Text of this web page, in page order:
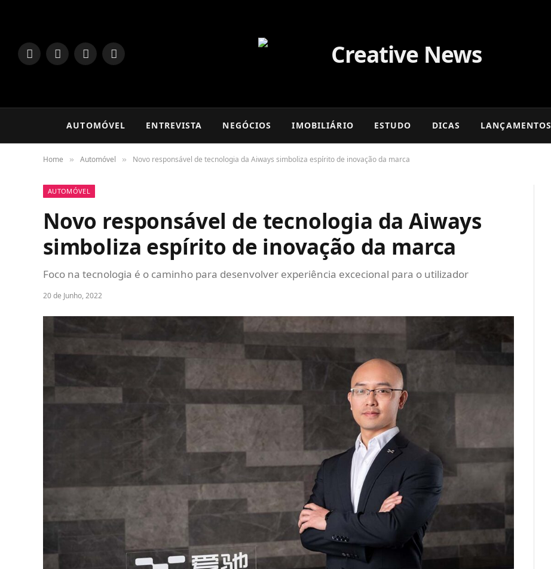
LinkedInFacebookInstagram
TikTok
AUTOMÓVEL ENTREVISTA NEGÓCIOS IMOBILIÁRIO ESTUDO DICAS LANÇAMENTOS
Home » Automóvel » Novo responsável de tecnologia da Aiways simboliza espírito de inovação da marca
AUTOMÓVEL
Novo responsável de tecnologia da Aiways
simboliza espírito de inovação da marca
Foco na tecnologia é o caminho para desenvolver experiência excecional para o utilizador
20 de Junho, 2022